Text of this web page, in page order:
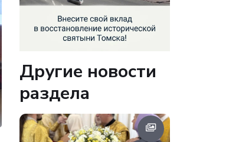
Другие новости
раздела